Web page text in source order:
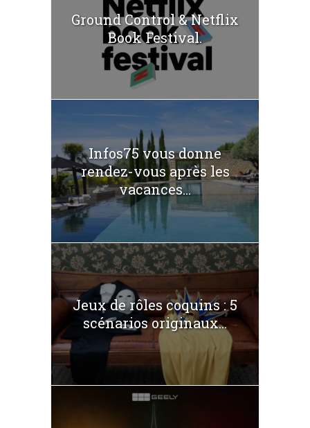
Ground Control & Netflix
Book Festival.
Infos75 vous donne
rendez-vous après les
vacances...
Jeux de rôles coquins : 5
scénarios originaux...